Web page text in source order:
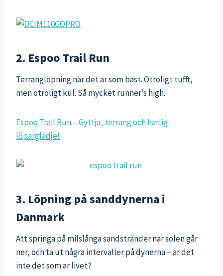
2. Espoo Trail Run
Terränglöpning när det är som bäst. Otroligt tufft,
men otroligt kul. Så mycket runner’s high.
Espoo Trail Run – Gyttja, terräng och härlig
löparglädje!
3. Löpning på sanddynerna i
Danmark
Att springa på milslånga sandstränder när solen går
ner, och ta ut några intervaller på dynerna – är det
inte det som är livet?